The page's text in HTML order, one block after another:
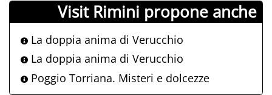
Visit Rimini propone anche
La doppia anima di Verucchio
La doppia anima di Verucchio
Poggio Torriana. Misteri e dolcezze